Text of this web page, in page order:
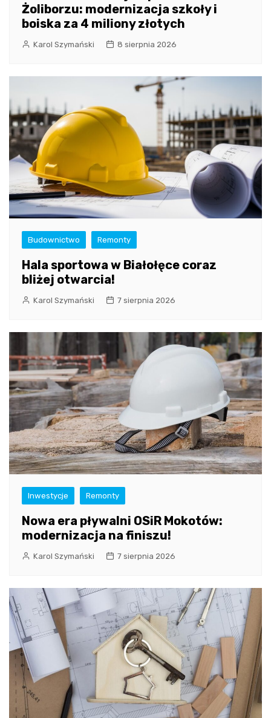
Żoliborzu: modernizacja szkoły i
boiska za 4 miliony złotych
Karol Szymański 8 sierpnia 2026
Budownictwo Remonty
Hala sportowa w Białołęce coraz
bliżej otwarcia!
Karol Szymański 7 sierpnia 2026
Inwestycje Remonty
Nowa era pływalni OSiR Mokotów:
modernizacja na finiszu!
Karol Szymański 7 sierpnia 2026